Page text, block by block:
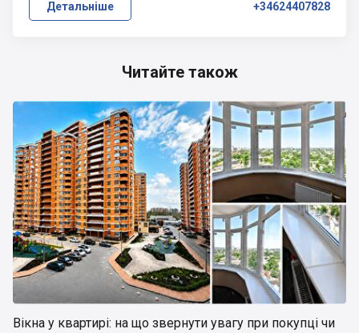
Читайте також
Вікна у квартирі: на що звернути увагу при покупці чи
Детальніше +34624407828